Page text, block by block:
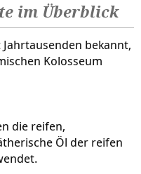
im Überblick
Jahrtausenden bekannt,
Kolosseum
die reifen,
Öl der reifen